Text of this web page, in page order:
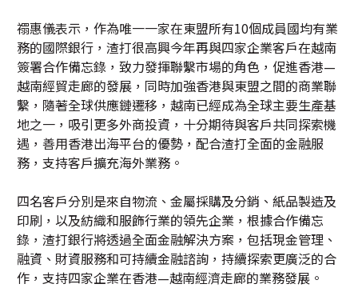
禤惠儀表示，作為唯一一家在東盟所有10個成員國均有業
務的國際銀行，渣打很高興今年再與四家企業客戶在越南
簽署合作備忘錄，致力發揮聯繫市場的角色，促進香港—
越南經貿走廊的發展，同時加強香港與東盟之間的商業聯
繫，隨著全球供應鏈遷移，越南已經成為全球主要生產基
地之一，吸引更多外商投資，十分期待與客戶共同探索機
遇，善用香港出海平台的優勢，配合渣打全面的金融服
務，支持客戶擴充海外業務。
四名客戶分別是來自物流、金屬採購及分銷、紙品製造及
印刷，以及紡織和服飾行業的領先企業，根據合作備忘
錄，渣打銀行將透過全面金融解決方案，包括現金管理、
融資、財資服務和可持續金融諮詢，持續探索更廣泛的合
作，支持四家企業在香港—越南經濟走廊的業務發展。